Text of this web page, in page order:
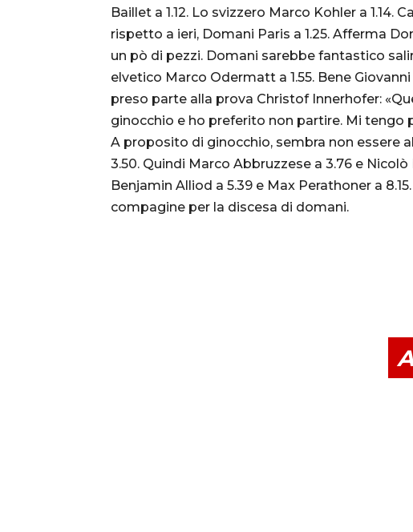
Baillet a 1.12. Lo svizzero Marco Kohler a
rispetto a ieri, Domani Paris a 1.25. Afferma
un pò di pezzi. Domani sarebbe fantastico
elvetico Marco Odermatt a 1.55. Bene Giovanni
preso parte alla prova Christof Innerhofer:
ginocchio e ho preferito non partire. Mi tengo
A proposito di ginocchio, sembra non essere
3.50. Quindi Marco Abbruzzese a 3.76 e
Benjamin Alliod a 5.39 e Max Perathoner a
compagine per la discesa di domani.